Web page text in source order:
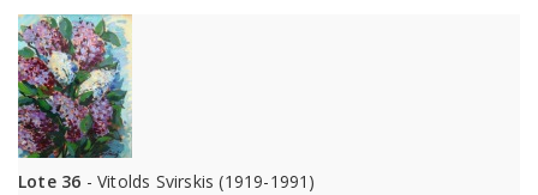
Lote 36 - Vitolds Svirskis (1919-1991)